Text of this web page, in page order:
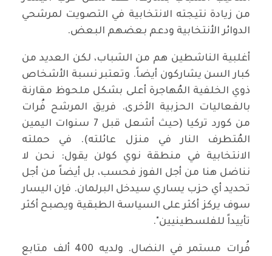
من زيادة نتيجته الانتخابية في التصويت لمرشحي
الدوائر الأنتخابية ودعم بعضهم البعض.
أغلبية الناشطين هم من الشباب، لكن العديد من
كبار السن يشاركون أيضاً. وتعتبر نسبة الأشخاص
ذوي الخلفية المُهاجرة أعلى بشكل ملحوظ مقارنة
بالفعاليات الحزبية الأخرى. فريق المرشح فُرات
من كورد تركيا (حيث أشعل قبل 7 سنوات اليمين
المُتطرف النار في منزل عائلته). في حملته
الانتخابية في منطقة نوي كولن يقول: نحن لا
نناضل هنا من أجل الفوز فحسب، بل أيضاً من أجل
تحديد أي حزب يساري سيدخل البرلمان. فإن اليسار
سوف يركز أكثر على السياسة الطبقية ويصبح أكثر
تأييداً للفلسطينيين".
فُرات مستمر في النضال. ولديه 400 ألف متابع